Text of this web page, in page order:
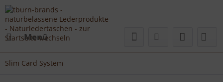
Menü
Slim Card System